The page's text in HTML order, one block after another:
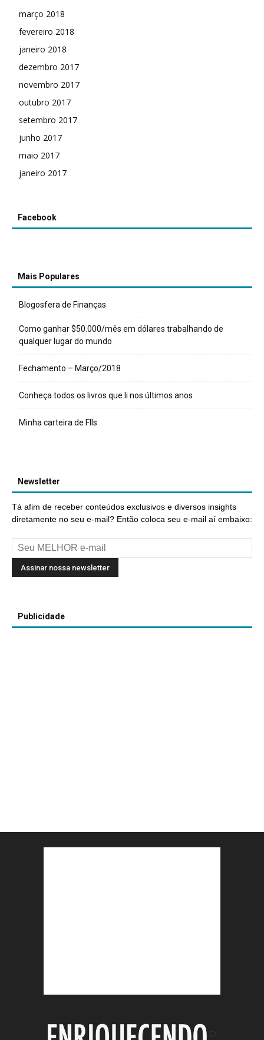
março 2018
fevereiro 2018
janeiro 2018
dezembro 2017
novembro 2017
outubro 2017
setembro 2017
junho 2017
maio 2017
janeiro 2017
Facebook
Mais Populares
Blogosfera de Finanças
Como ganhar $50.000/mês em dólares trabalhando de
qualquer lugar do mundo
Fechamento – Março/2018
Conheça todos os livros que li nos últimos anos
Minha carteira de FIIs
Newsletter
Tá afim de receber conteúdos exclusivos e diversos insights
diretamente no seu e-mail? Então coloca seu e-mail aí embaixo:
Publicidade